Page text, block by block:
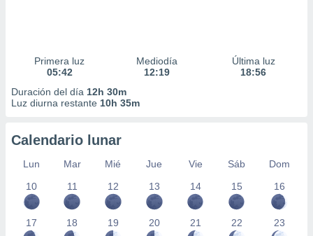
Primera luz
05:42
Mediodía
12:19
Última luz
18:56
Duración del día 12h 30m
Luz diurna restante 10h 35m
Calendario lunar
Lun Mar Mié Jue Vie Sáb
Dom
10
11 12 13 14 15 16
17 18 19 20 21 22 23